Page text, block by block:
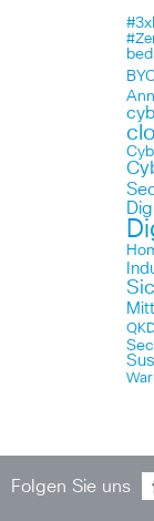
Folgen Sie uns